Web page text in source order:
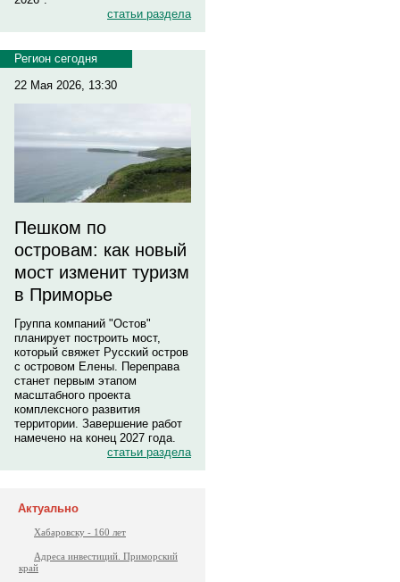
статьи раздела
Регион сегодня
22 Мая 2026, 13:30
Пешком по
островам: как новый
мост изменит туризм
в Приморье
Группа компаний "Остов"
планирует построить мост,
который свяжет Русский остров
с островом Елены. Переправа
станет первым этапом
масштабного проекта
комплексного развития
территории. Завершение работ
намечено на конец 2027 года.
статьи раздела
Актуально
Хабаровску - 160 лет
Адреса инвестиций. Приморский
край